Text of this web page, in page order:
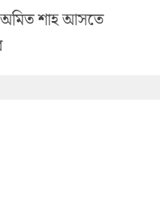
অমিত শাহ আসতে